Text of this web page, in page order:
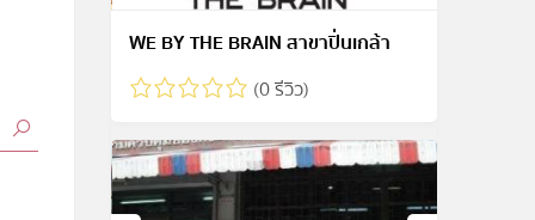
WE BY THE BRAIN สาขาปิ่นเกล้า
(0 รีวิว)